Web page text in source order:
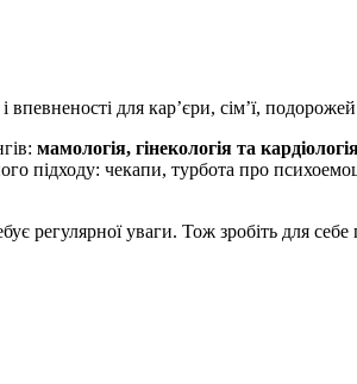
для кар’єри, сім’ї,
мамологія, гінекологія та
підходу: чекапи, турбота про
уваги. Тож зробіть для